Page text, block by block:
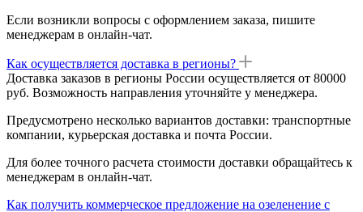
Если возникли вопросы с оформлением заказа, пишите
менеджерам в онлайн-чат.
Как осуществляется доставка в регионы?
Доставка заказов в регионы России осуществляется от 80000
руб. Возможность направления уточняйте у менеджера.
Предусмотрено несколько вариантов доставки: транспортные
компании, курьерская доставка и почта России.
Для более точного расчета стоимости доставки обращайтесь к
менеджерам в онлайн-чат.
Как получить коммерческое предложение на озеленение с